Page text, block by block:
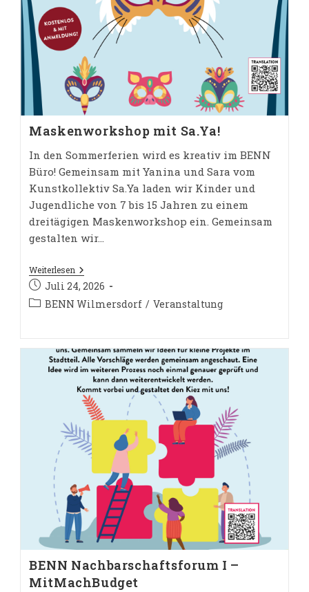
Maskenworkshop mit Sa.Ya!
In den Sommerferien wird es kreativ im BENN
Büro! Gemeinsam mit Yanina und Sara vom
Kunstkollektiv Sa.Ya laden wir Kinder und
Jugendliche von 7 bis 15 Jahren zu einem
dreitägigen Maskenworkshop ein. Gemeinsam
gestalten wir…
Weiterlesen Maskenworkshop
Mit
Sa.Ya!
Beitrag
veröffentlicht:
Juli 24, 2026
Beitrags-
BENN Wilmersdorf / Veranstaltung
BENN Nachbarschaftsforum I –
MitMachBudget